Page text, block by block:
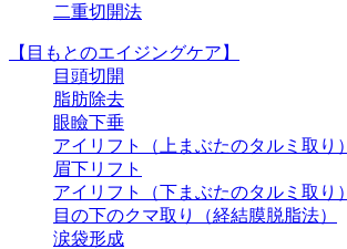
二重切開法
【目もとのエイジングケア】
目頭切開
脂肪除去
眼瞼下垂
アイリフト（上まぶたのタルミ取り）
眉下リフト
アイリフト（下まぶたのタルミ取り）
目の下のクマ取り（経結膜脱脂法）
涙袋形成